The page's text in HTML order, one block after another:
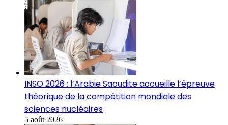
INSO 2026 : l’Arabie Saoudite accueille l’épreuve
théorique de la compétition mondiale des
sciences nucléaires
5 août 2026